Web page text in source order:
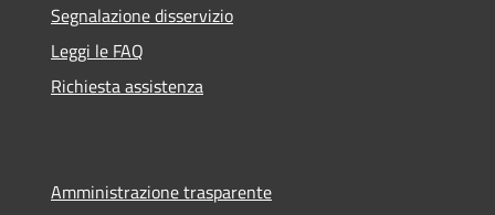
Segnalazione disservizio
Leggi le FAQ
Richiesta assistenza
Amministrazione trasparente